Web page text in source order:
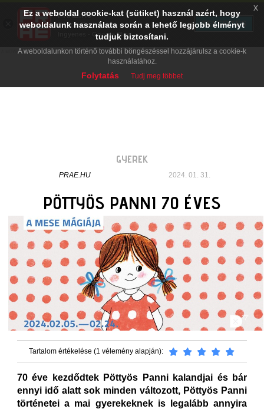
GYEREK
PRAE.HU 2024. 01. 31.
PÖTTYÖS PANNI 70 ÉVES
Tartalom értékelése (1 vélemény alapján):
70 éve kezdődtek Pöttyös Panni kalandjai és bár
ennyi idő alatt sok minden változott, Pöttyös Panni
történetei a mai gyerekeknek is legalább annyira
Ez a weboldal cookie-kat (sütiket) használ azért, hogy
weboldalunk használata során a lehető legjobb élményt
tudjuk biztosítani.
A weboldalunkon történő további böngészéssel hozzájárulsz a cookie-k
használatához.
Folytatás Tudj meg többet
x
PRAE.HU
Digital Evolution
Ingyenes - Google Play
TELEPÍTÉS